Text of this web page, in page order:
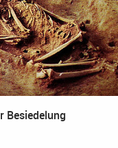
Besiedelung